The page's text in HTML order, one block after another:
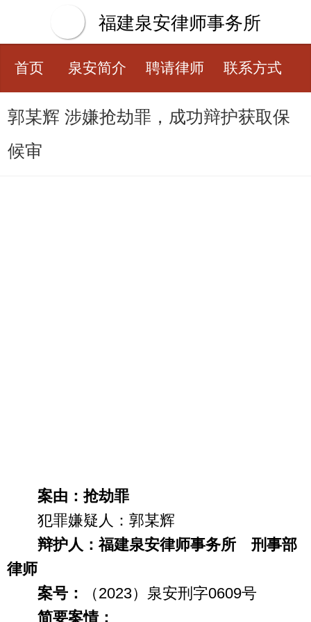
福建泉安律师事务所
首页 泉安简介 聘请律师 联系方式
郭某辉 涉嫌抢劫罪，成功辩护获取保
候审
案由：抢劫罪
犯罪嫌疑人：郭某辉
辩护人：福建泉安律师事务所 刑事部
律师
案号：
（2023）泉安刑字0609号
简要案情：